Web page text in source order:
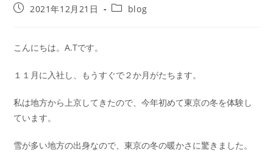
2021年12月21日 blog
こんにちは。A.Tです。
１１月に入社し、もうすぐで２か月がたちます。
私は地方から上京してきたので、今年初めて東京の冬を体験し
ています。
雪が多い地方の出身なので、東京の冬の暖かさに驚きました。